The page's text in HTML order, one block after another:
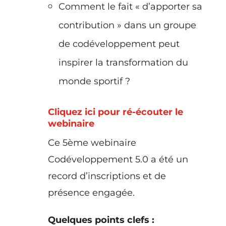
Comment le fait « d’apporter sa
contribution » dans un groupe
de codéveloppement peut
inspirer la transformation du
monde sportif ?
Cliquez ici pour ré-écouter le
webinaire
Ce 5ème webinaire
Codéveloppement 5.0 a été un
record d’inscriptions et de
présence engagée.
Quelques points clefs :